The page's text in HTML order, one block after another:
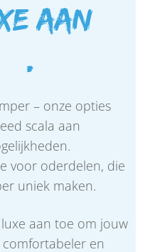
aan
– onze opties
scala aan
voor oderdelen, die
uniek maken.
aan toe om jouw
en